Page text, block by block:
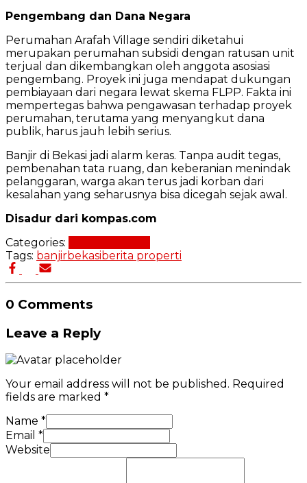
Pengembang dan Dana Negara
Perumahan Arafah Village sendiri diketahui
merupakan perumahan subsidi dengan ratusan unit
terjual dan dikembangkan oleh anggota asosiasi
pengembang. Proyek ini juga mendapat dukungan
pembiayaan dari negara lewat skema FLPP. Fakta ini
mempertegas bahwa pengawasan terhadap proyek
perumahan, terutama yang menyangkut dana
publik, harus jauh lebih serius.
Banjir di Bekasi jadi alarm keras. Tanpa audit tegas,
pembenahan tata ruang, dan keberanian menindak
pelanggaran, warga akan terus jadi korban dari
kesalahan yang seharusnya bisa dicegah sejak awal.
Disadur dari kompas.com
Categories:
Tags: banjirbekasiberita properti
0 Comments
Leave a Reply
Your email address will not be published. Required
fields are marked *
Name *
Email *
Website